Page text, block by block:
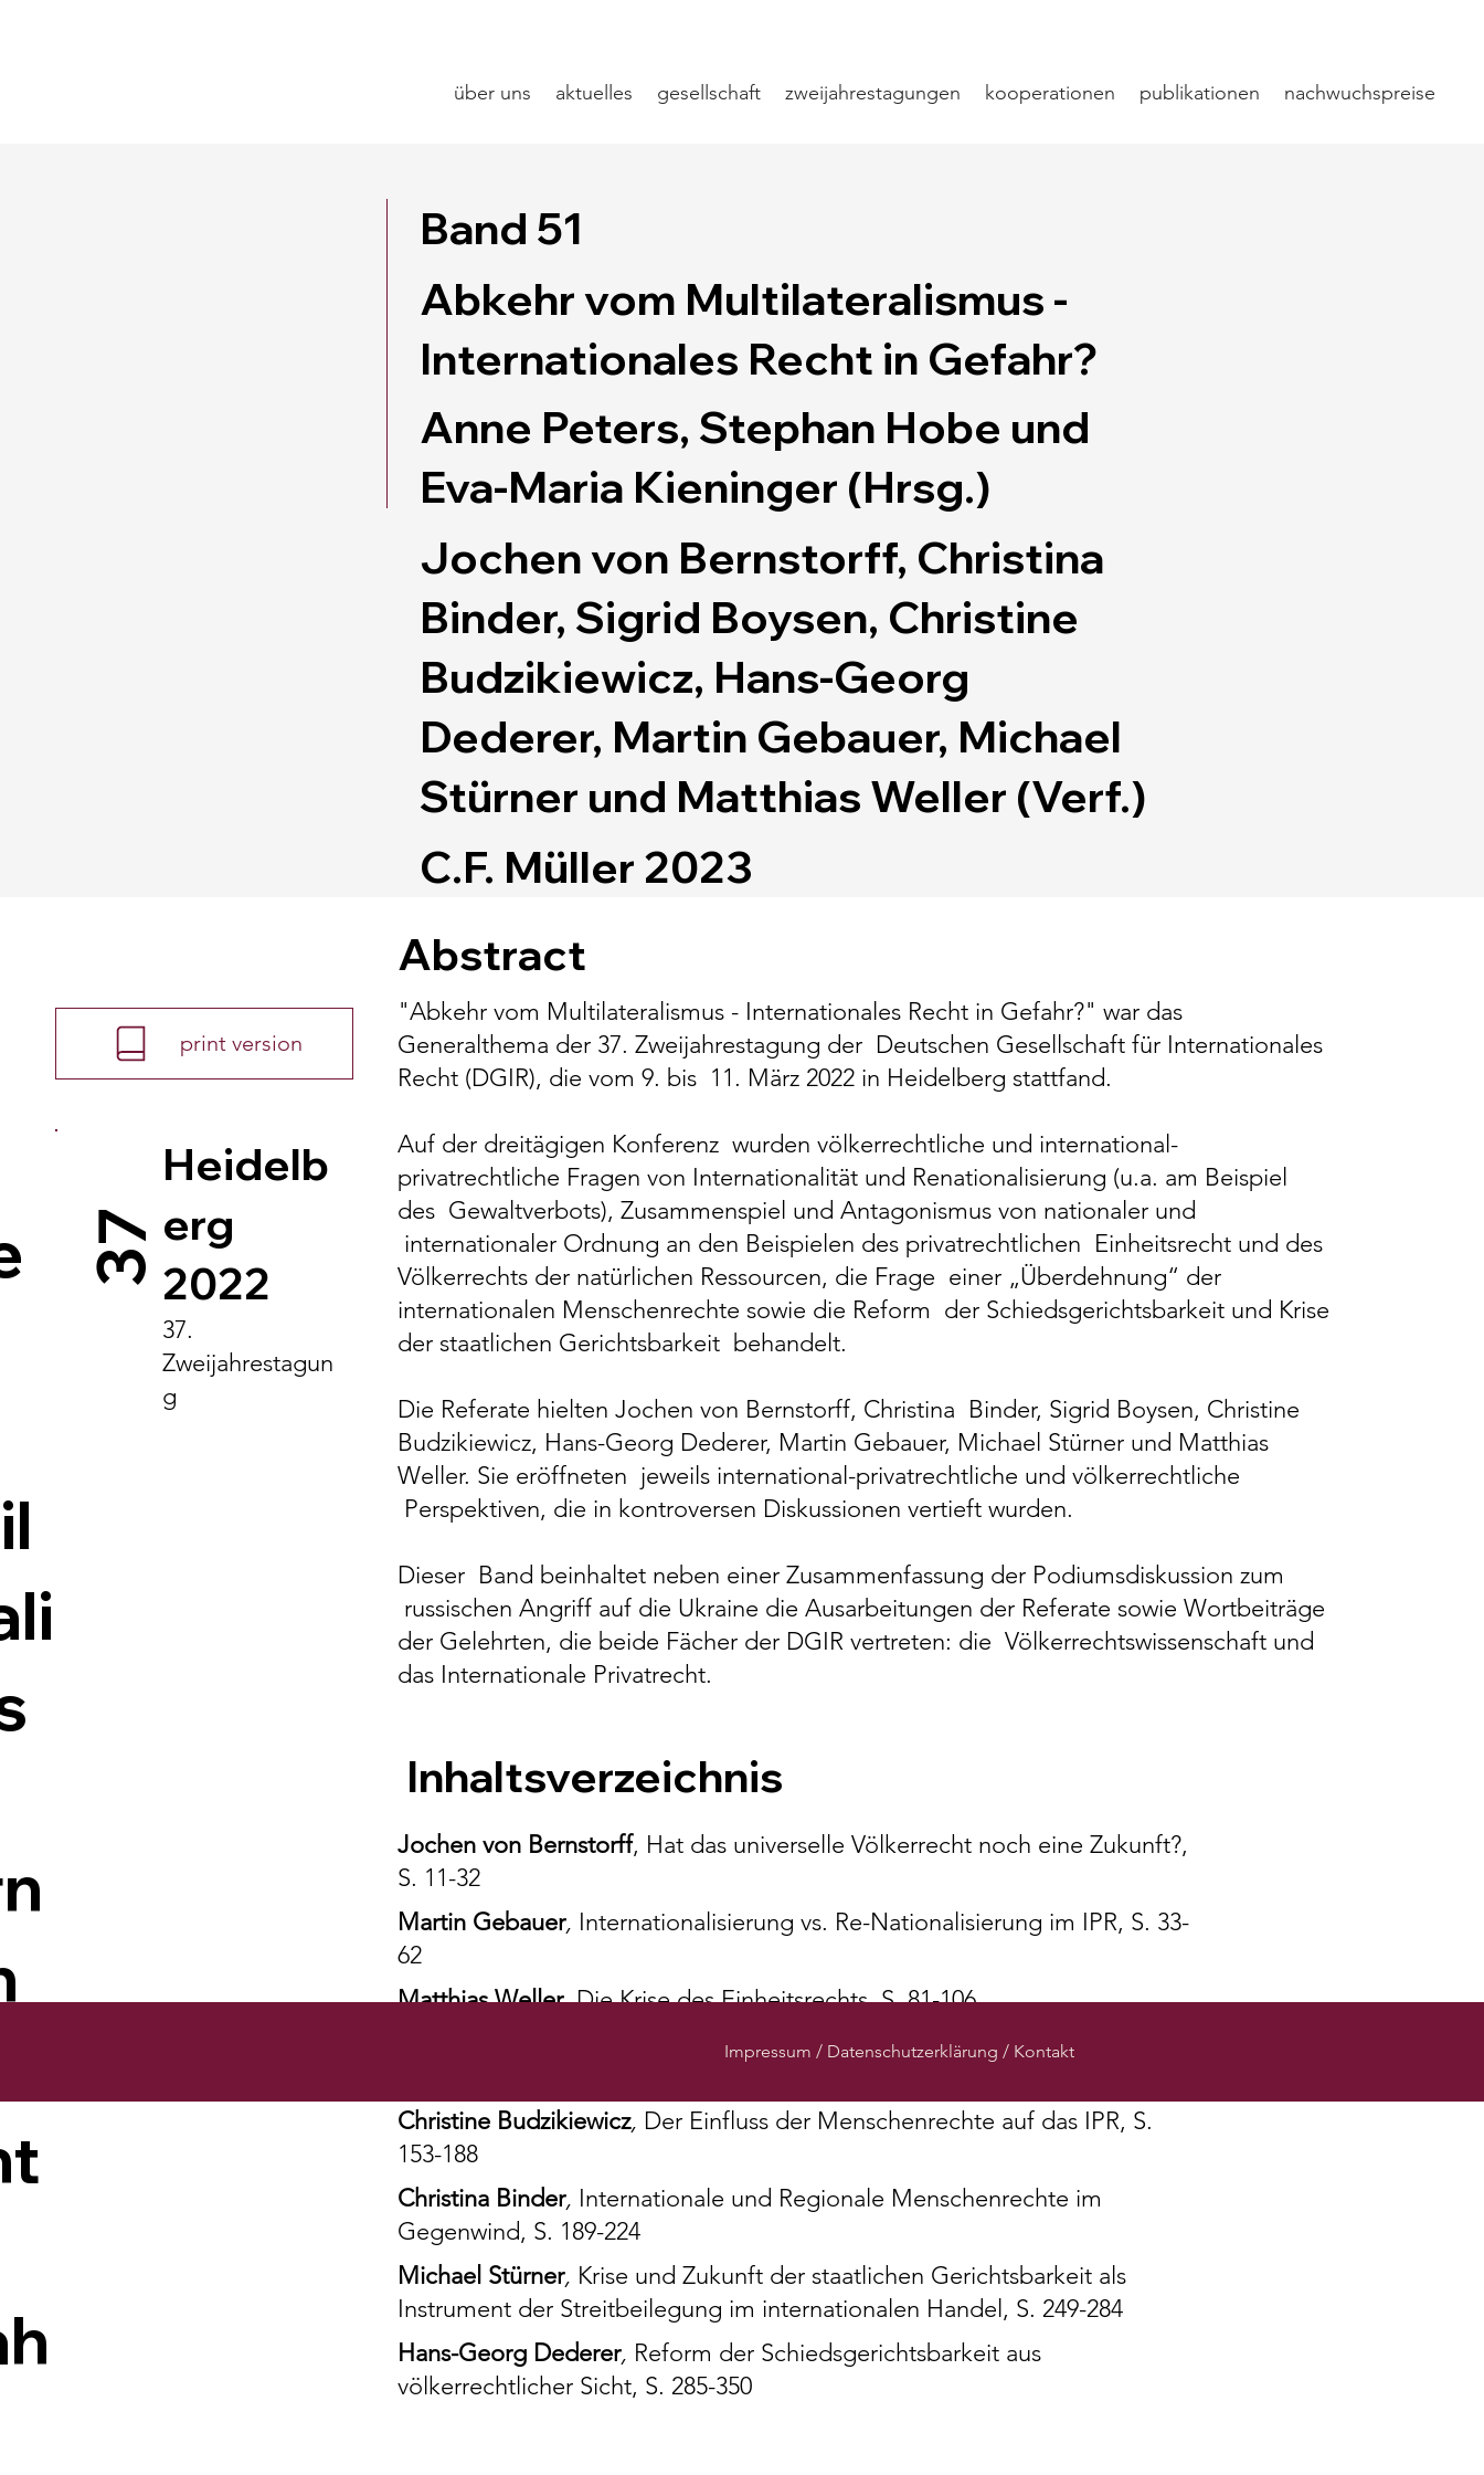
über uns aktuelles gesellschaft zweijahrestagungen kooperationen publikationen nachwuchspreise
print version
Heidelb
erg
2022
37.
Zweijahrestagun
g
37
Abstract
"Abkehr vom Multilateralismus - Internationales Recht in Gefahr?" war das
Generalthema der 37. Zweijahrestagung der Deutschen Gesellschaft für Internationales
Recht (DGIR), die vom 9. bis 11. März 2022 in Heidelberg stattfand.
Auf der dreitägigen Konferenz wurden völkerrechtliche und international-
privatrechtliche Fragen von Internationalität und Renationalisierung (u.a. am Beispiel
des Gewaltverbots), Zusammenspiel und Antagonismus von nationaler und
internationaler Ordnung an den Beispielen des privatrechtlichen Einheitsrecht und des
Völkerrechts der natürlichen Ressourcen, die Frage einer „Überdehnung“ der
internationalen Menschenrechte sowie die Reform der Schiedsgerichtsbarkeit und Krise
der staatlichen Gerichtsbarkeit behandelt.
Die Referate hielten Jochen von Bernstorff, Christina Binder, Sigrid Boysen, Christine
Budzikiewicz, Hans-Georg Dederer, Martin Gebauer, Michael Stürner und Matthias
Weller. Sie eröffneten jeweils international-privatrechtliche und völkerrechtliche
Perspektiven, die in kontroversen Diskussionen vertieft wurden.
Dieser Band beinhaltet neben einer Zusammenfassung der Podiumsdiskussion zum
russischen Angriff auf die Ukraine die Ausarbeitungen der Referate sowie Wortbeiträge
der Gelehrten, die beide Fächer der DGIR vertreten: die Völkerrechtswissenschaft und
das Internationale Privatrecht.
Inhaltsverzeichnis
Jochen von Bernstorff, Hat das universelle Völkerrecht noch eine Zukunft?,
S. 11-32
Martin Gebauer, Internationalisierung vs. Re-Nationalisierung im IPR, S. 33-
62
Matthias Weller,Die Krise des Einheitsrechts, S. 81-106
Natürliche Ressourcen im internationalen Verteilungskampf,
Christine Budzikiewicz, Der Einfluss der Menschenrechte auf das IPR, S.
153-188
Christina Binder, Internationale und Regionale Menschenrechte im
Gegenwind, S. 189-224
Michael Stürner, Krise und Zukunft der staatlichen Gerichtsbarkeit als
Instrument der Streitbeilegung im internationalen Handel, S. 249-284
Hans-Georg Dederer, Reform der Schiedsgerichtsbarkeit aus
völkerrechtlicher Sicht, S. 285-350
Band 51
Abkehr vom Multilateralismus -
Internationales Recht in Gefahr?
Anne Peters, Stephan Hobe und
Eva-Maria Kieninger (Hrsg.)
Jochen von Bernstorff, Christina
Binder, Sigrid Boysen, Christine
Budzikiewicz, Hans-Georg
Dederer, Martin Gebauer, Michael
Stürner und Matthias Weller (Verf.)
C.F. Müller 2023
Impressum / Datenschutzerklärung / Kontakt